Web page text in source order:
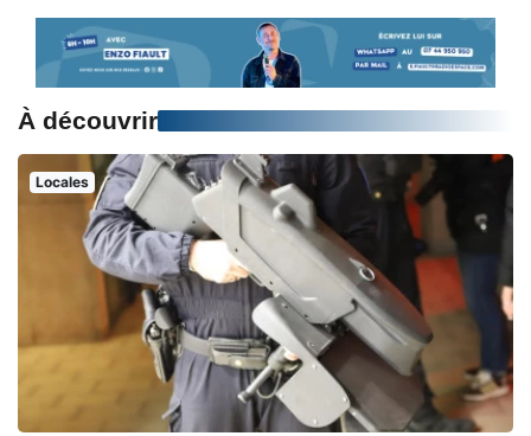
À découvrir
Locales